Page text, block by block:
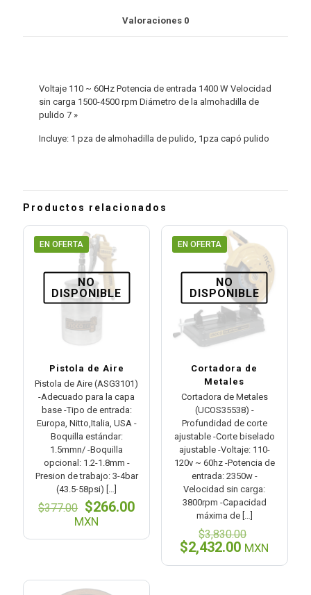
Valoraciones 0
Voltaje 110 ~ 60Hz Potencia de entrada 1400 W Velocidad
sin carga 1500-4500 rpm Diámetro de la almohadilla de
pulido 7 »
Incluye: 1 pza de almohadilla de pulido, 1pza capó pulido
Productos relacionados
EN OFERTA
NO
DISPONIBLE
Pistola de Aire
Pistola de Aire (ASG3101)
-Adecuado para la capa
base -Tipo de entrada:
Europa, Nitto,Italia, USA -
Boquilla estándar:
1.5mmn/ -Boquilla
opcional: 1.2-1.8mm -
Presion de trabajo: 3-4bar
(43.5-58psi) […]
$377.00 El
precio
$266.00El
actual
$266.00.
MXN
EN OFERTA
NO
DISPONIBLE
Cortadora de
Metales
Cortadora de Metales
(UCOS35538) -
Profundidad de corte
ajustable -Corte biselado
ajustable -Voltaje: 110-
120v ~ 60hz -Potencia de
entrada: 2350w -
Velocidad sin carga:
3800rpm -Capacidad
máxima de[…]
$3,830.00
precio
original
$2,432.00ElMXN